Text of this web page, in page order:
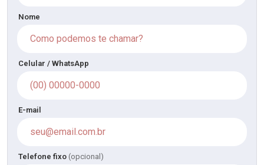
Nome
Celular / WhatsApp
E-mail
Telefone fixo (opcional)